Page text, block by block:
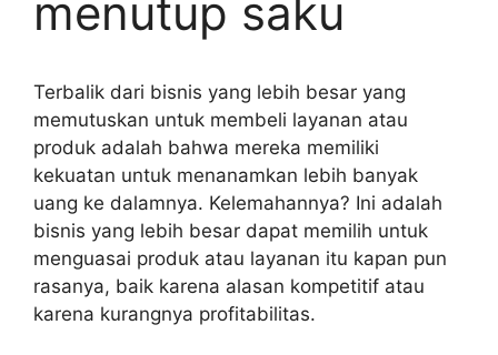
menutup saku
Terbalik dari bisnis yang lebih besar yang
memutuskan untuk membeli layanan atau
produk adalah bahwa mereka memiliki
kekuatan untuk menanamkan lebih banyak
uang ke dalamnya. Kelemahannya? Ini adalah
bisnis yang lebih besar dapat memilih untuk
menguasai produk atau layanan itu kapan pun
rasanya, baik karena alasan kompetitif atau
karena kurangnya profitabilitas.